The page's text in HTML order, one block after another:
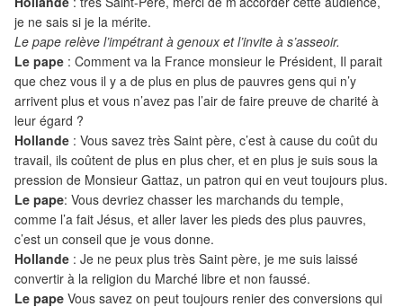
je ne sais si je la mérite.
Le pape relève l’impétrant à genoux et l’invite à s’asseoir.
Le pape : Comment va la France monsieur le Président, Il parait
que chez vous il y a de plus en plus de pauvres gens qui n’y
arrivent plus et vous n’avez pas l’air de faire preuve de charité à
leur égard ?
Hollande : Vous savez très Saint père, c’est à cause du coût du
travail, ils coûtent de plus en plus cher, et en plus je suis sous la
pression de Monsieur Gattaz, un patron qui en veut toujours plus.
Le pape: Vous devriez chasser les marchands du temple,
comme l’a fait Jésus, et aller laver les pieds des plus pauvres,
c’est un conseil que je vous donne.
Hollande : Je ne peux plus très Saint père, je me suis laissé
convertir à la religion du Marché libre et non faussé.
Le pape Vous savez on peut toujours renier des conversions qui